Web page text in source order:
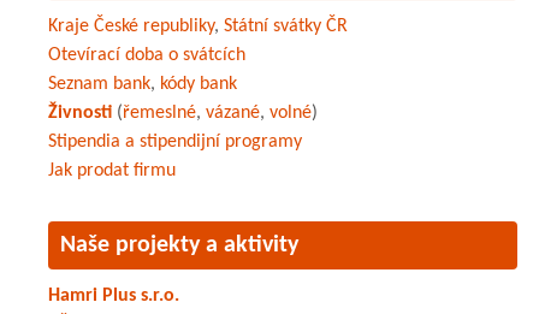
Kraje České republiky, Státní svátky ČR
Otevírací doba o svátcích
Seznam bank, kódy bank
Živnosti (řemeslné, vázané, volné)
Stipendia a stipendijní programy
Jak prodat firmu
Naše projekty a aktivity
Hamri Plus s.r.o.